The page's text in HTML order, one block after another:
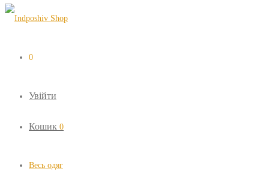
0
Увійти
Кошик 0
Весь одяг